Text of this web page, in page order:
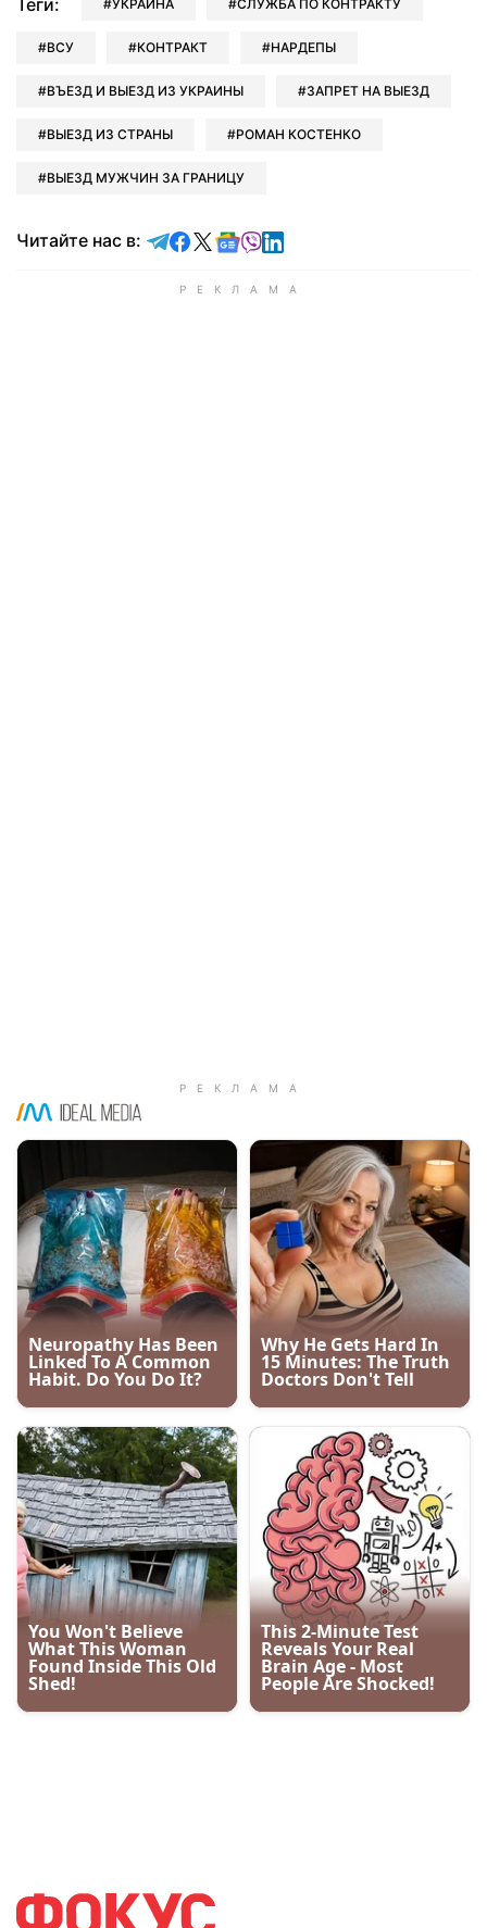
Теги: УКРАИНА СЛУЖБА ПО КОНТРАКТУ
ВСУ КОНТРАКТ НАРДЕПЫ
ВЪЕЗД И ВЫЕЗД ИЗ УКРАИНЫ ЗАПРЕТ НА ВЫЕЗД
ВЫЕЗД ИЗ СТРАНЫ РОМАН КОСТЕНКО
ВЫЕЗД МУЖЧИН ЗА ГРАНИЦУ
Читайте нас в: Читайте в Telegram
Читайте в Facebook
Читайте в X
Читайте в Google news
Читайте в Viber
Читайте в LinkedIn